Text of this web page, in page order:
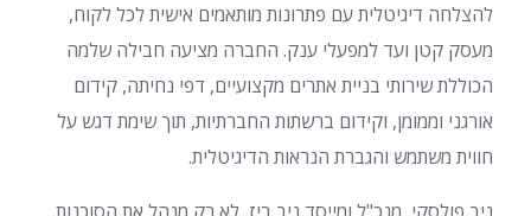
להצלחה דיגיטלית עם פתרונות מותאמים אישית לכל לקוח,
מעסק קטן ועד למפעלי ענק. החברה מציעה חבילה שלמה
הכוללת שירותי בניית אתרים מקצועיים, דפי נחיתה, קידום
אורגני וממומן, וקידום ברשתות החברתיות, תוך שימת דגש על
חווית משתמש והגברת הנראות הדיגיטלית.